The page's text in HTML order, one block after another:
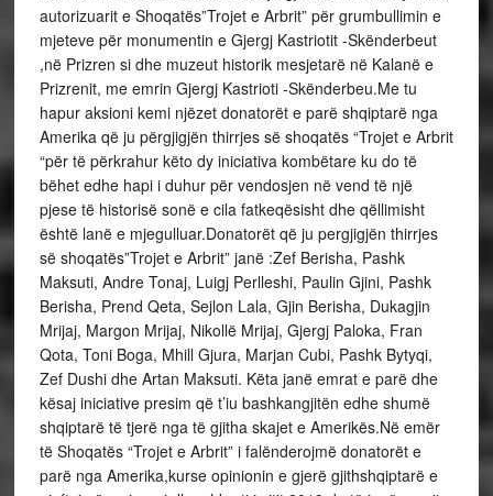
autorizuarit e Shoqatës”Trojet e Arbrit” për grumbullimin e
mjeteve për monumentin e Gjergj Kastriotit -Skënderbeut
,në Prizren si dhe muzeut historik mesjetarë në Kalanë e
Prizrenit, me emrin Gjergj Kastrioti -Skënderbeu.Me tu
hapur aksioni kemi njëzet donatorët e parë shqiptarë nga
Amerika që ju përgjigjën thirrjes së shoqatës “Trojet e Arbrit
“për të përkrahur këto dy iniciativa kombëtare ku do të
bëhet edhe hapi i duhur për vendosjen në vend të një
pjese të historisë sonë e cila fatkeqësisht dhe qëllimisht
është lanë e mjegulluar.Donatorët që ju pergjigjën thirrjes
së shoqatës”Trojet e Arbrit” janë :Zef Berisha, Pashk
Maksuti, Andre Tonaj, Luigj Perlleshi, Paulin Gjini, Pashk
Berisha, Prend Qeta, Sejlon Lala, Gjin Berisha, Dukagjin
Mrijaj, Margon Mrijaj, Nikollë Mrijaj, Gjergj Paloka, Fran
Qota, Toni Boga, Mhill Gjura, Marjan Cubi, Pashk Bytyqi,
Zef Dushi dhe Artan Maksuti. Këta janë emrat e parë dhe
kësaj iniciative presim që t’iu bashkangjitën edhe shumë
shqiptarë të tjerë nga të gjitha skajet e Amerikës.Në emër
të Shoqatës “Trojet e Arbrit” i falënderojmë donatorët e
parë nga Amerika,kurse opinionin e gjerë gjithshqiptarë e